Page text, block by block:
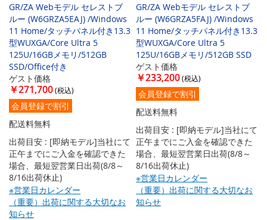
GR/ZA Webモデル セレストブ
ルー (W6GRZA5EAJ) /Windows
11 Home/タッチパネル付き13.3
型WUXGA/Core Ultra 5
125U/16GBメモリ/512GB
SSD/Office付き
ゲスト価格
￥271,700
会員登録で割引
配送料無料
出荷目安 : [即納モデル]当社にて
正午までにご入金を確認できた
場合、最短翌営業日出荷(8/8～
8/16出荷休止)
※営業日カレンダー
（重要）出荷に関する大切なお
知らせ
GR/ZA Webモデル セレストブ
ルー (W6GRZA5FAJ) /Windows
11 Home/タッチパネル付き13.3
型WUXGA/Core Ultra 5
125U/16GBメモリ/512GB SSD
ゲスト価格
￥233,200
会員登録で割引
配送料無料
出荷目安 : [即納モデル]当社にて
正午までにご入金を確認できた
場合、最短翌営業日出荷(8/8～
8/16出荷休止)
※営業日カレンダー
（重要）出荷に関する大切なお
知らせ